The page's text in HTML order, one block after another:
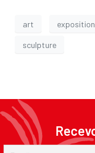
art exposition
sculpture